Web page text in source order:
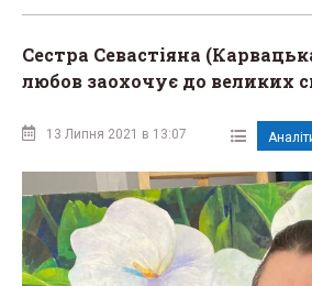
Сестра Севастіяна
любов заохочує до великих
13 Липня 2021 в 13:07